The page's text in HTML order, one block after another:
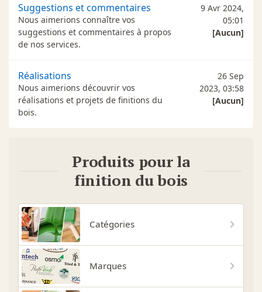
Suggestions et commentaires
Nous aimerions connaître vos
suggestions et commentaires à propos
de nos services.
9 Avr 2024,
05:01
[Aucun]
Réalisations
Nous aimerions découvrir vos
réalisations et projets de finitions du
bois.
26 Sep
2023, 03:58
[Aucun]
Produits pour la
finition du bois
Catégories
Marques